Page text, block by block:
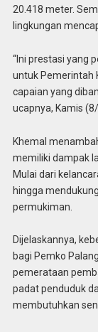
20.418 meter.
lingkungan
“Ini prestasi yang
untuk Pemerintah
capaian yang
ucapnya, Kamis
Khemal
memiliki dampak
Mulai dari
hingga
permukiman.
Dijelaskannya,
bagi Pemko
pemerataan
padat penduduk
membutuhkan